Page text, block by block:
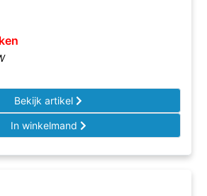
Bekijk artikel
In winkelmand